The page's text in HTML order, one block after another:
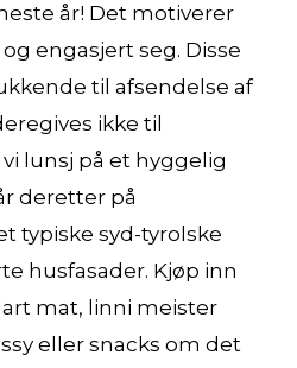
år! Det motiverer
engasjert seg. Disse
til afsendelse af
ikke til
lunsj på et hyggelig
deretter på
typiske syd-tyrolske
husfasader. Kjøp inn
mat, linni meister
eller snacks om det